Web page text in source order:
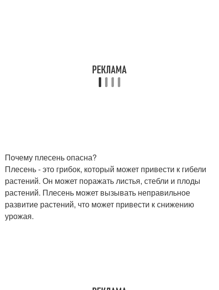
Почему плесень опасна?
Плесень - это грибок, который может привести к гибели
растений. Он может поражать листья, стебли и плоды
растений. Плесень может вызывать неправильное
развитие растений, что может привести к снижению
урожая.